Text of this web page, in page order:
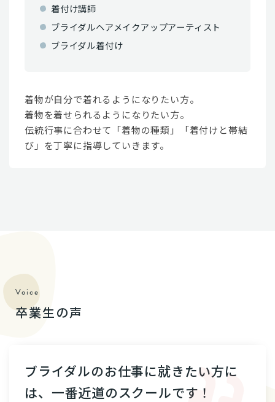
着付け講師
ブライダルヘアメイクアップアーティスト
ブライダル着付け
着物が自分で着れるようになりたい方。
着物を着せられるようになりたい方。
伝統行事に合わせて「着物の種類」「着付けと帯結
び」を丁寧に指導していきます。
Voice
卒業生の声
ブライダルのお仕事に就きたい方に
は、一番近道のスクールです！